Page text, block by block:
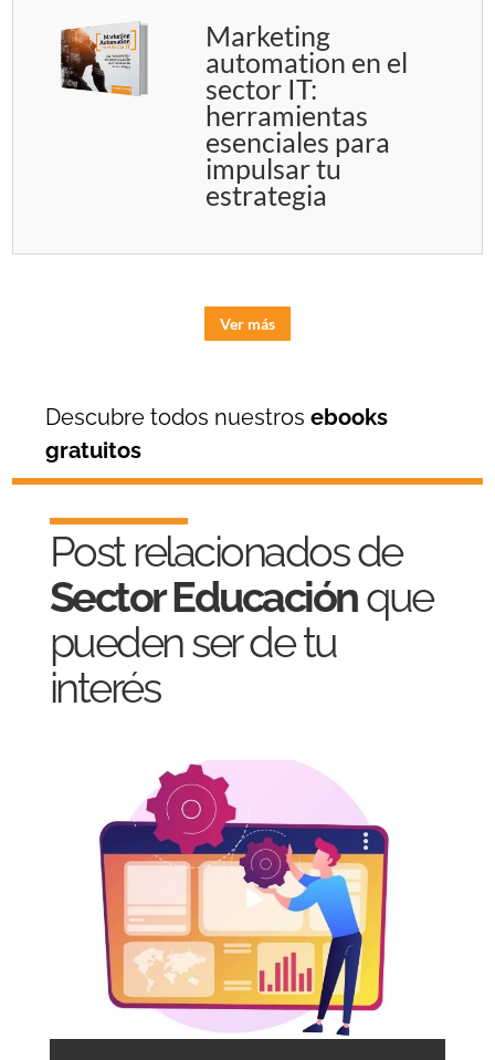
Marketing
automation en el
sector IT:
herramientas
esenciales para
impulsar tu
estrategia
Ver más
Descubre todos nuestrosebooks
gratuitos
Post relacionados de
Sector Educaciónque
pueden ser de tu
interés